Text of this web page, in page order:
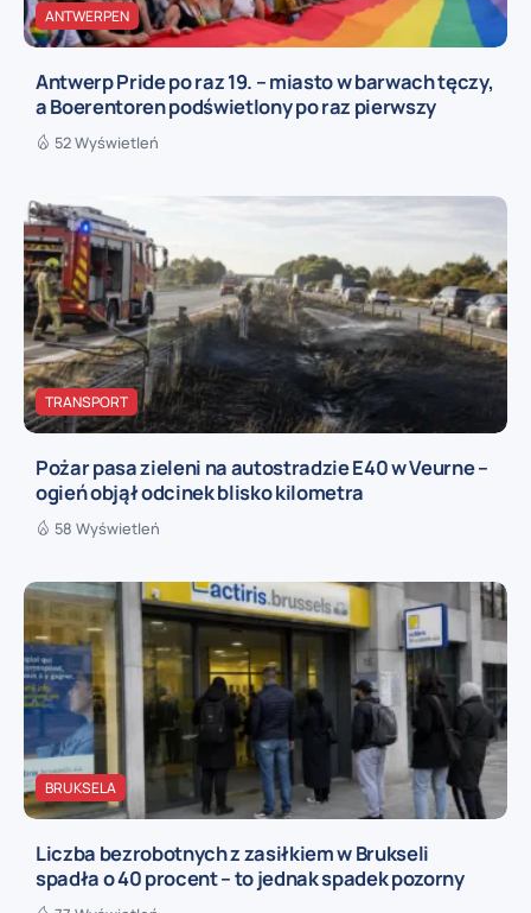
ANTWERPEN
Antwerp Pride po raz 19. – miasto w barwach tęczy,
a Boerentoren podświetlony po raz pierwszy
52 Wyświetleń
TRANSPORT
Pożar pasa zieleni na autostradzie E40 w Veurne –
ogień objął odcinek blisko kilometra
58 Wyświetleń
BRUKSELA
Liczba bezrobotnych z zasiłkiem w Brukseli
spadła o 40 procent – to jednak spadek pozorny